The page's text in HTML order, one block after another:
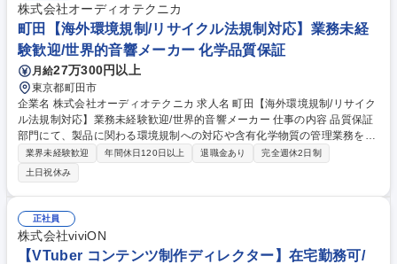
力会社折衝 など 募集職種 ●【青海】トヨタ自動車の子会社で大型アリー
ナの清掃スタッフ管理
株式会社オーディオテクニカ
町田【海外環境規制/リサイクル法規制対応】業務未経
験歓迎/世界的音響メーカー 化学品質保証
月給27万300円以上
東京都町田市
企業名 株式会社オーディオテクニカ 求人名 町田【海外環境規制/リサイク
ル法規制対応】業務未経験歓迎/世界的音響メーカー 仕事の内容 品質保証
部門にて、製品に関わる環境規制への対応や含有化学物質の管理業務をお
任せいたします。 【具体的に】■chemSHERPA等を用いた取引先からの
化学物質情報の収集・確認 ■各国環境関連法規制（化学物質・リサイク
ル・包装材等）の調査と社内展開 ■グリーン調達基準の運用、取引先への
調査依頼・是正対応 ■製品が各国の環境規制に適合していることの確認、
関連文書の整備 ■規制動向のモニタリングと社内共有など 募集職種 町田
【海外環境規制/リサイクル法規制対応】業務未経験歓迎/世界的音響メー
カー
業界未経験歓迎 年間休日120日以上 退職金あり
完全週休2日制
土日祝休み
正社員
株式会社viviON
【VTuber コンテンツ制作ディレクター】在宅勤務可/